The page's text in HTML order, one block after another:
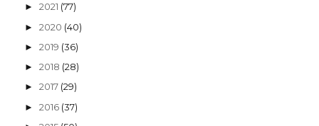
► 2021 (77)
► 2020 (40)
► 2019 (36)
► 2018 (28)
► 2017 (29)
► 2016 (37)